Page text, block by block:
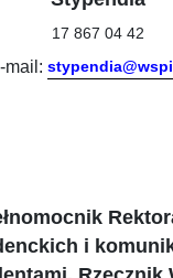
17 867 04 42
mail:
i